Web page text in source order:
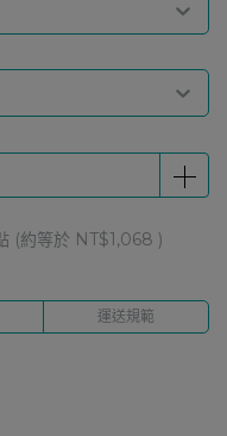
(約等於 NT$1,068 )
運送規範